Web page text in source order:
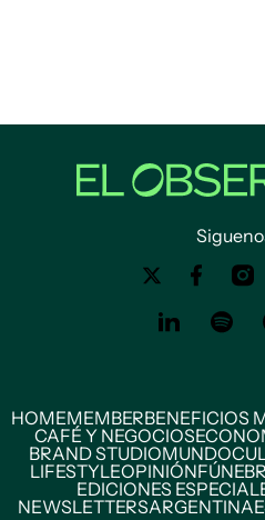
HOMEMEMBERBENEFICIOS
CAFÉ Y NEGOCIOS
BRAND STUDIOMUNDO
LIFESTYLEOPINIÓN
EDICIONES
NEWSLETTERSARGENTINA